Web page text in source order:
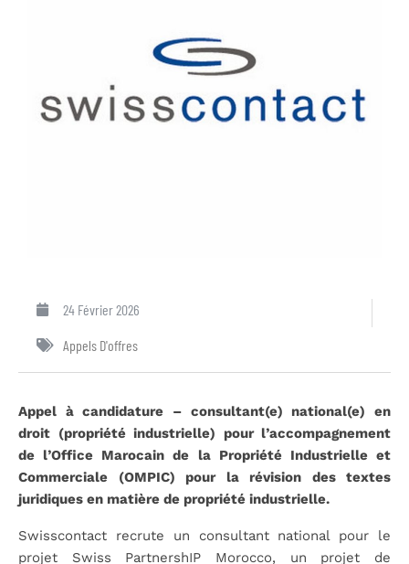
24 Février 2026
Appels D'offres
Appel à candidature – consultant(e) national(e) en
droit (propriété industrielle) pour l’accompagnement
de l’Office Marocain de la Propriété Industrielle et
Commerciale (OMPIC) pour la révision des textes
juridiques en matière de propriété industrielle.
Swisscontact recrute un consultant national pour le
projet Swiss PartnershIP Morocco, un projet de